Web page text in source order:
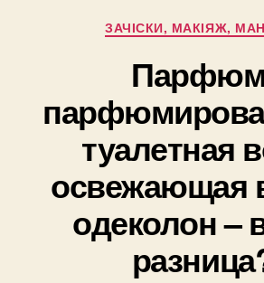
Категорії
ЗАЧІСКИ, МАКІЯЖ,
туалетная
освежающая
одеколон –